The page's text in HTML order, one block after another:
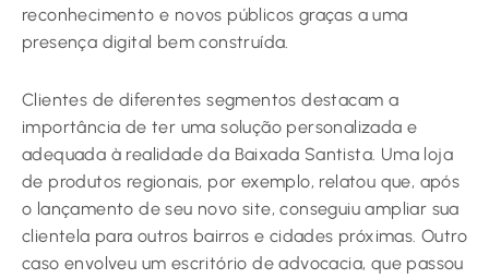
reconhecimento e novos públicos graças a uma
presença digital bem construída.
Clientes de diferentes segmentos destacam a
importância de ter uma solução personalizada e
adequada à realidade da Baixada Santista. Uma loja
de produtos regionais, por exemplo, relatou que, após
o lançamento de seu novo site, conseguiu ampliar sua
clientela para outros bairros e cidades próximas. Outro
caso envolveu um escritório de advocacia, que passou